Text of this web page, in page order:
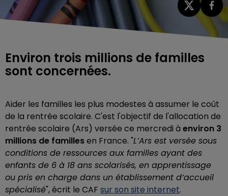
Environ trois millions de familles
sont concernées.
Aider les familles les plus modestes à assumer le coût
de la rentrée scolaire. C'est l'objectif de l'allocation de
rentrée scolaire (Ars) versée ce mercredi à environ 3
millions de famillesen France. "L’Ars est versée sous
conditions de ressources aux familles ayant des
enfants de 6 à 18 ans scolarisés, en apprentissage
ou pris en charge dans un établissement d’accueil
spécialisé", écrit le CAF sur son site internet.